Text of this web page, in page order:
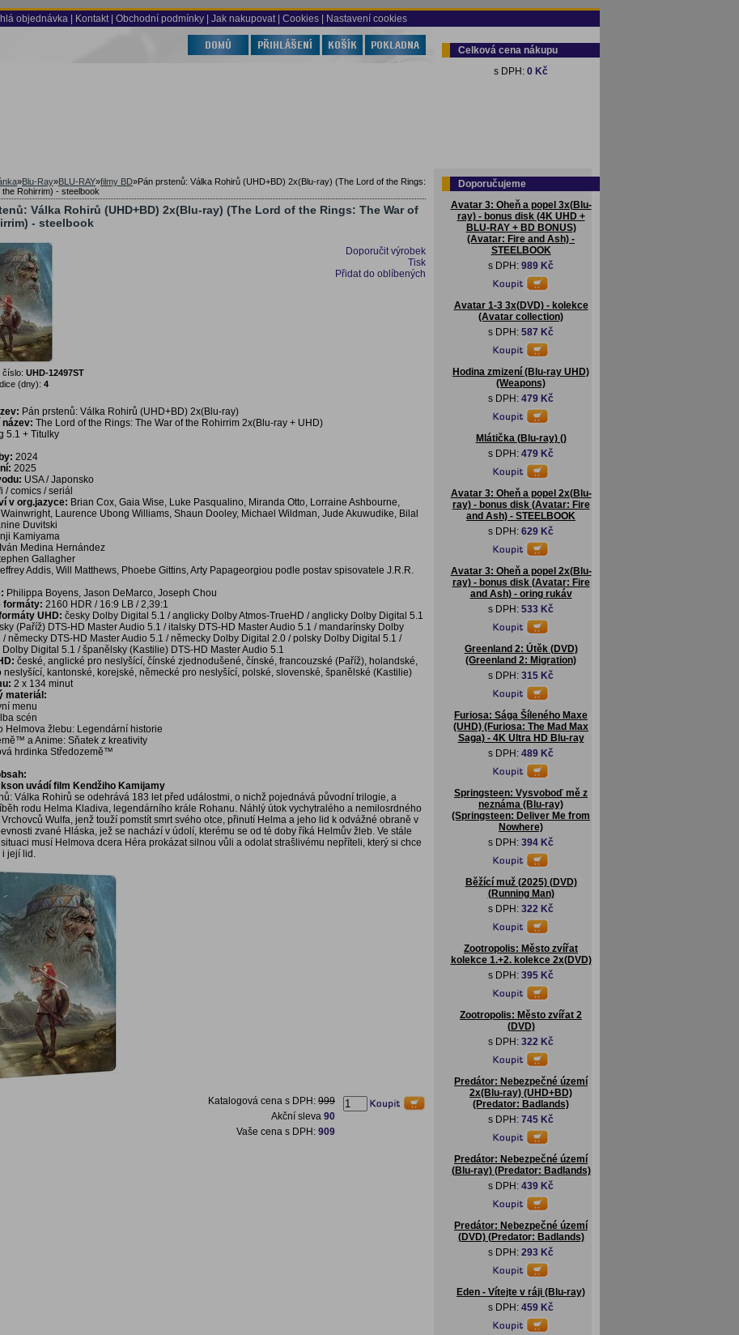
objednávka Kontakt Obchodní podmínky Jak nakupovat | Cookies | Nastavení cookies
Celková cena nákupu
s DPH: 0 Kč
»Blu-Ray»BLU-RAY»filmy BD»Pán prstenů: Válka Rohirů (UHD+BD) 2x(Blu-ray) (The Lord of the Rings:
the Rohirrim) - steelbook
Válka Rohirů (UHD+BD) 2x(Blu-ray) (The Lord of the Rings: The War of
- steelbook
Doporučit výrobek
Tisk
Přidat do oblíbených
číslo: UHD-12497ST
(dny): 4
Pán prstenů: Válka Rohirů (UHD+BD) 2x(Blu-ray)
název: The Lord of the Rings: The War of the Rohirrim 2x(Blu-ray + UHD)
5.1 + Titulky
2024
2025
USA / Japonsko
/ comics / seriál
v org.jazyce: Brian Cox, Gaia Wise, Luke Pasqualino, Miranda Otto, Lorraine Ashbourne,
Laurence Ubong Williams, Shaun Dooley, Michael Wildman, Jude Akuwudike, Bilal
Duvitski
Kamiyama
Iván Medina Hernández
Gallagher
Addis, Will Matthews, Phoebe Gittins, Arty Papageorgiou podle postav spisovatele J.R.R.
Philippa Boyens, Jason DeMarco, Joseph Chou
formáty: 2160 HDR / 16:9 LB / 2,39:1
UHD: česky Dolby Digital 5.1 / anglicky Dolby Atmos-TrueHD / anglicky Dolby Digital 5.1
(Paříž) DTS-HD Master Audio 5.1 / italsky DTS-HD Master Audio 5.1 / mandarínsky Dolby
/ německy DTS-HD Master Audio 5.1 / německy Dolby Digital 2.0 / polsky Dolby Digital 5.1 /
Digital 5.1 / španělsky (Kastilie) DTS-HD Master Audio 5.1
české, anglické pro neslyšící, čínské zjednodušené, čínské, francouzské (Paříž), holandské,
neslyšící, kantonské, korejské, německé pro neslyšící, polské, slovenské, španělské (Kastilie)
2 x 134 minut
materiál:
menu
scén
Helmova žlebu: Legendární historie
a Anime: Sňatek z kreativity
hrdinka Středozemě™
uvádí film Kendžiho Kamijamy
Válka Rohirů se odehrává 183 let před událostmi, o nichž pojednává původní trilogie, a
rodu Helma Kladiva, legendárního krále Rohanu. Náhlý útok vychytralého a nemilosrdného
Wulfa, jenž touží pomstít smrt svého otce, přinutí Helma a jeho lid k odvážné obraně v
zvané Hláska, jež se nachází v údolí, kterému se od té doby říká Helmův žleb. Ve stále
musí Helmova dcera Héra prokázat silnou vůli a odolat strašlivému nepříteli, který si chce
i její lid.
Katalogová cena s DPH: 999
Akční sleva 90
Vaše cena s DPH: 909
Doporučujeme
Avatar 3: Oheň a popel 3x(Blu-
ray) - bonus disk (4K UHD +
BLU-RAY + BD BONUS)
(Avatar: Fire and Ash) -
STEELBOOK
s DPH: 989 Kč
Avatar 1-3 3x(DVD) - kolekce
(Avatar collection)
s DPH: 587 Kč
Hodina zmizení (Blu-ray UHD)
(Weapons)
s DPH: 479 Kč
Mlátička (Blu-ray) ()
s DPH: 479 Kč
Avatar 3: Oheň a popel 2x(Blu-
ray) - bonus disk (Avatar: Fire
and Ash) - STEELBOOK
s DPH: 629 Kč
Avatar 3: Oheň a popel 2x(Blu-
ray) - bonus disk (Avatar: Fire
and Ash) - oring rukáv
s DPH: 533 Kč
Greenland 2: Útěk (DVD)
(Greenland 2: Migration)
s DPH: 315 Kč
Furiosa: Sága Šíleného Maxe
(UHD) (Furiosa: The Mad Max
Saga) - 4K Ultra HD Blu-ray
s DPH: 489 Kč
Springsteen: Vysvoboď mě z
neznáma (Blu-ray)
(Springsteen: Deliver Me from
Nowhere)
s DPH: 394 Kč
Běžící muž (2025) (DVD)
(Running Man)
s DPH: 322 Kč
Zootropolis: Město zvířat
kolekce 1.+2. kolekce 2x(DVD)
s DPH: 395 Kč
Zootropolis: Město zvířat 2
(DVD)
s DPH: 322 Kč
Predátor: Nebezpečné území
2x(Blu-ray) (UHD+BD)
(Predator: Badlands)
s DPH: 745 Kč
Predátor: Nebezpečné území
(Blu-ray) (Predator: Badlands)
s DPH: 439 Kč
Predátor: Nebezpečné území
(DVD) (Predator: Badlands)
s DPH: 293 Kč
Eden - Vítejte v ráji (Blu-ray)
s DPH: 459 Kč